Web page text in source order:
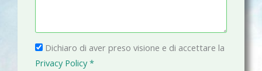
a
g
g
P
r
Dichiaro di aver preso visione e di accettare la
Privacy Policy *